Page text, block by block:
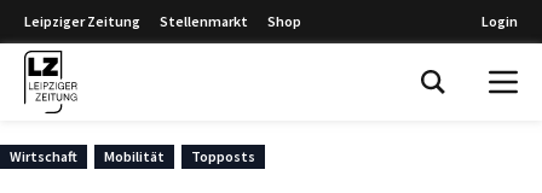
Leipziger Zeitung Stellenmarkt Shop Login
Wirtschaft Mobilität Topposts